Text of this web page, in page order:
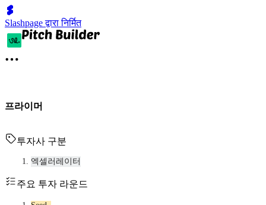
Slashpage द्वारा निर्मित
프라이머
투자사 구분
엑셀러레이터
주요 투자 라운드